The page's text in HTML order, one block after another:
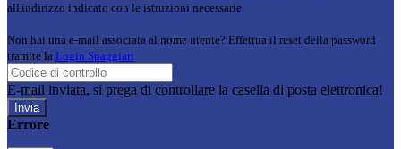
all'indirizzo indicato con le istruzioni necessarie.
Non hai una e-mail associata al nome utente? Effettua il reset della password
tramite la Login Spaggiari
E-mail inviata, si prega di controllare la casella di posta elettronica!
Errore